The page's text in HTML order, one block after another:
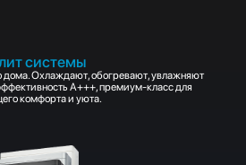
системы
Охлаждают, обогревают, увлажняют
A+++, премиум-класс для
комфорта и уюта.